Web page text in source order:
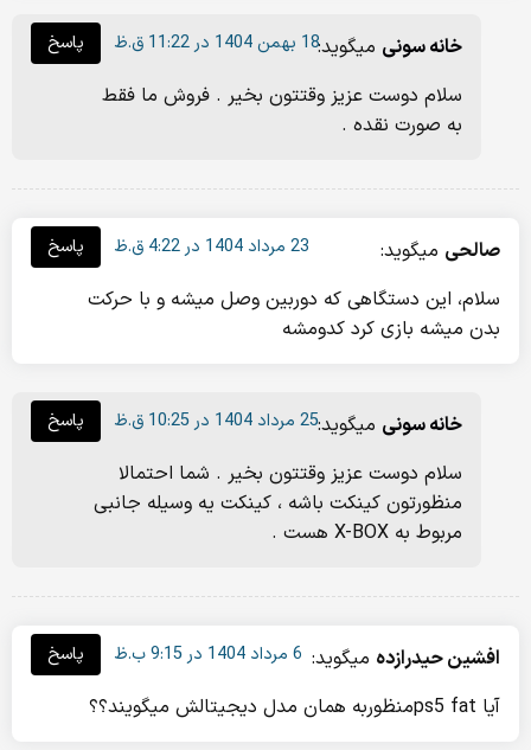
خانه سونی میگوید:
سلام دوست عزیز وقتتون بخیر . فروش ما فقط
به صورت نقده .
18 بهمن 1404 در 11:22 ق.ظ پاسخ
صالحی میگوید:
سلام، این دستگاهی که دوربین وصل میشه و با حرکت
بدن میشه بازی کرد کدومشه
23 مرداد 1404 در 4:22 ق.ظ پاسخ
خانه سونی میگوید:
سلام دوست عزیز وقتتون بخیر . شما احتمالا
منظورتون کینکت باشه ، کینکت یه وسیله جانبی
مربوط به X-BOX هست .
25 مرداد 1404 در 10:25 ق.ظ پاسخ
افشین حیدرازده میگوید:
آیا ps5 fatمنظوربه همان مدل دیجیتالش میگویند؟؟
6 مرداد 1404 در 9:15 ب.ظ پاسخ